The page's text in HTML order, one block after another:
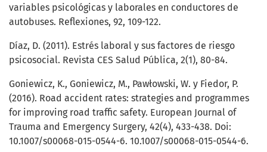
variables psicológicas y laborales en conductores de
autobuses. Reflexiones, 92, 109-122.
Díaz, D. (2011). Estrés laboral y sus factores de riesgo
psicosocial. Revista CES Salud Pública, 2(1), 80-84.
Goniewicz, K., Goniewicz, M., Pawłowski, W. y Fiedor, P.
(2016). Road accident rates: strategies and programmes
for improving road traffic safety. European Journal of
Trauma and Emergency Surgery, 42(4), 433-438. Doi:
10.1007/s00068-015-0544-6. 10.1007/s00068-015-0544-6.